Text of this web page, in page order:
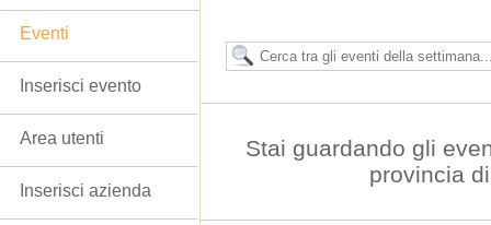
Stai guardando gli
provincia
Eventi
Inserisci evento
Area utenti
Inserisci azienda